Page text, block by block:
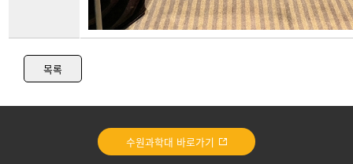
목록
수원과학대 바로가기